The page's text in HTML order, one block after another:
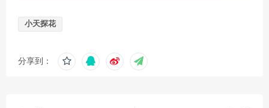
小天探花
分享到：